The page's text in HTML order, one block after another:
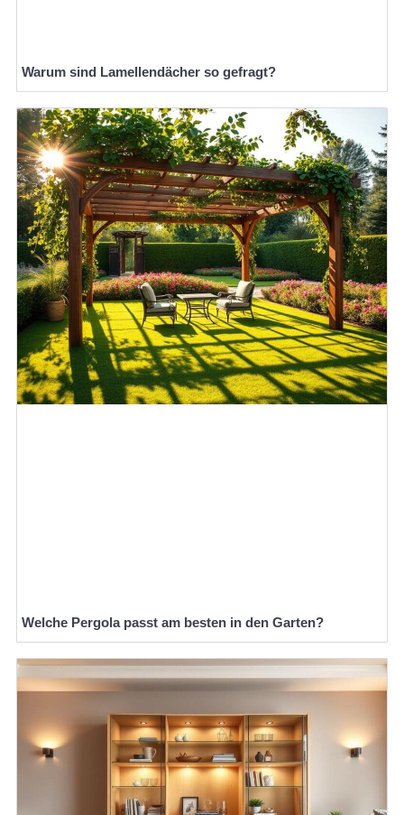
Warum sind Lamellendächer so gefragt?
Welche Pergola passt am besten in den Garten?